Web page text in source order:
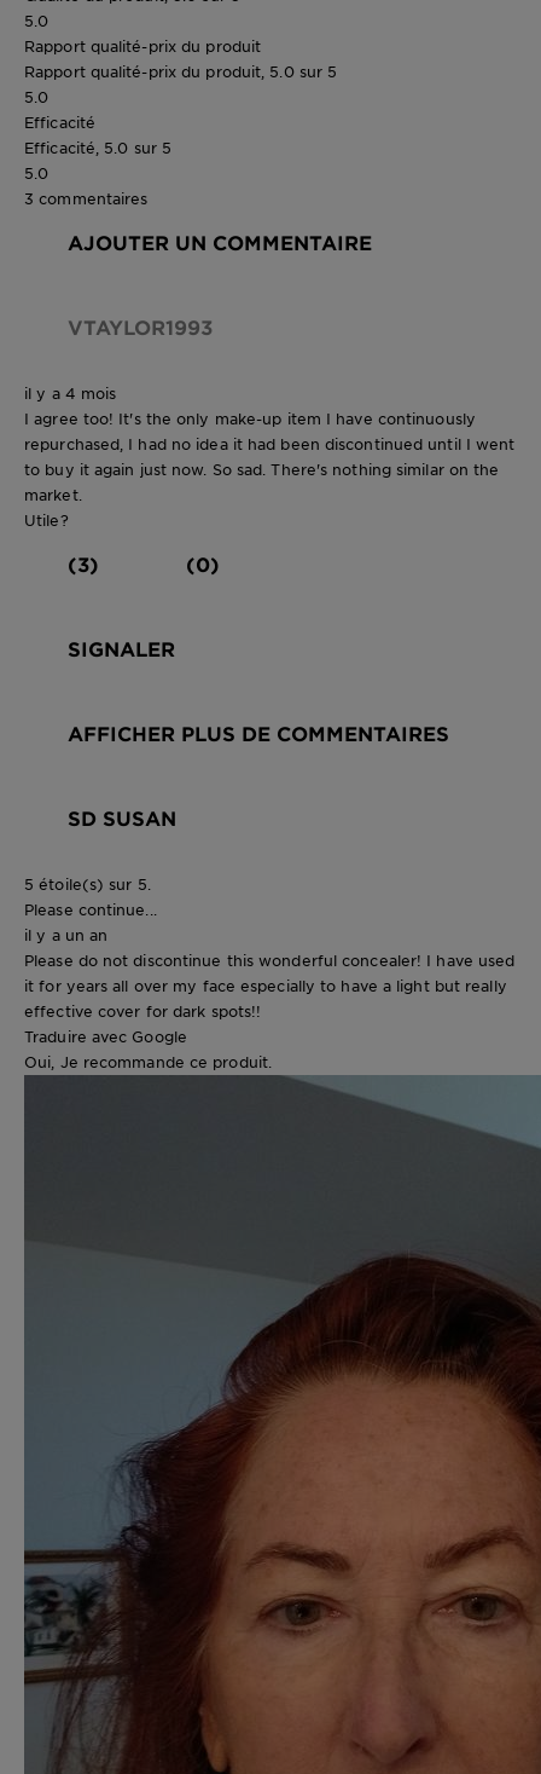
5.0
Rapport qualité-prix du produit
Rapport qualité-prix du produit, 5.0 sur 5
5.0
Efficacité
Efficacité, 5.0 sur 5
5.0
3 commentaires
AJOUTER UN COMMENTAIRE
VTAYLOR1993
il y a 4 mois
I agree too! It's the only make-up item I have continuously
repurchased, I had no idea it had been discontinued until I went
to buy it again just now. So sad. There's nothing similar on the
market.
Utile?
(3) (0)
SIGNALER
AFFICHER PLUS DE COMMENTAIRES
SD SUSAN
5 étoile(s) sur 5.
Please continue...
il y a un an
Please do not discontinue this wonderful concealer! I have used
it for years all over my face especially to have a light but really
effective cover for dark spots!!
Traduire avec Google
Oui, Je recommande ce produit.